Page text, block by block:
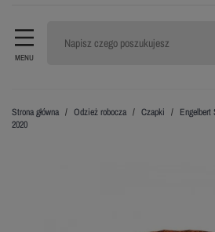
MENU
Strona główna Odzież robocza Czapki
2020